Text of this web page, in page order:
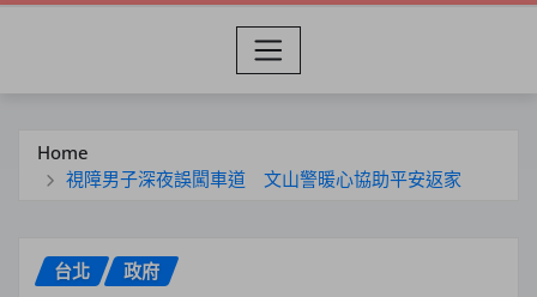
Home
視障男子深夜誤闖車道 文山警暖心協助平安返家
台北 政府